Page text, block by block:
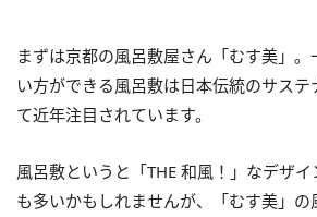
まずは京都の風呂敷屋さん「むす美」
い方ができる風呂敷は日本伝統のサス
て近年注目されています。
風呂敷というと「THE 和風！」なデザ
も多いかもしれませんが、「むす美」